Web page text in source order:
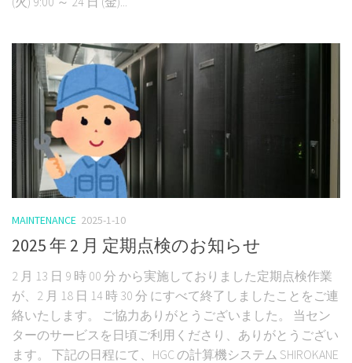
MAINTENANCE 2025-1-10
2025 年 2 月 定期点検のお知らせ
2 月 13 日 9 時 00 分 から実施しておりました定期点検作業
が、2 月 18 日 14 時 30 分 にすべて終了しましたことをご連
絡いたします。 ご協力ありがとうございました。 当セン
ターのサービスを日頃ご利用くださり、ありがとうござい
ます。 下記の日程にて、HGC の計算機システム SHIROKANE